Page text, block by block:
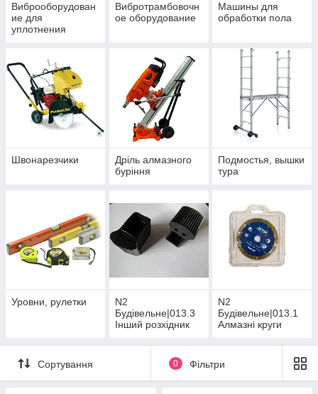
Виброоборудован
ие для
уплотнения
Вибротрамбовочн
ое оборудование
Машины для
обработки пола
Швонарезчики
Дріль алмазного
буріння
Подмостья, вышки
тура
Уровни, рулетки
N2
Будівельне|013.3
Інший розхідник
N2
Будівельне|013.1
Алмазні круги
Сортування 0 Фільтри